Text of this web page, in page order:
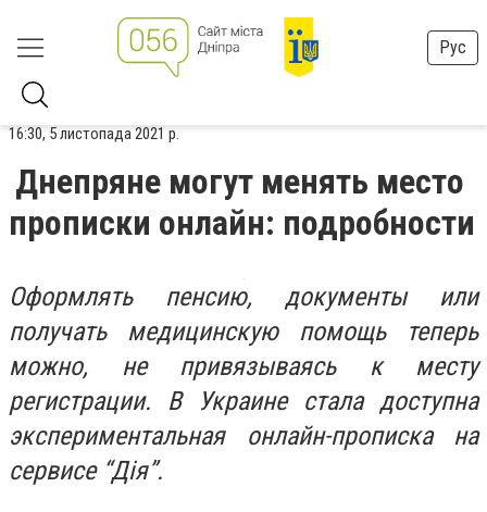
Рус
16:30, 5 листопада 2021 р.
Днепряне могут менять место
прописки онлайн: подробности
Оформлять пенсию, документы или
получать медицинскую помощь теперь
можно, не привязываясь к месту
регистрации. В Украине стала доступна
экспериментальная онлайн-прописка на
сервисе “Дія”.